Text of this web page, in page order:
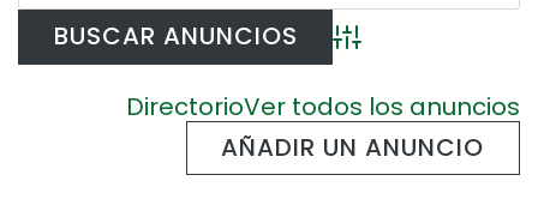
Búsqueda avanzada
DirectorioVer todos los anuncios
AÑADIR UN ANUNCIO